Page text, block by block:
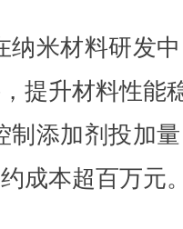
米材料研发中
提升材料性能
添加剂投加量
成本超百万元